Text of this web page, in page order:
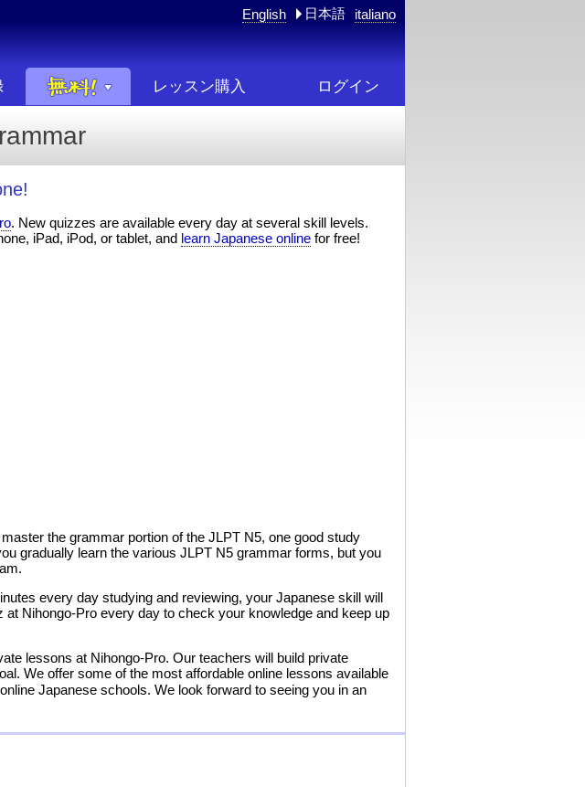
English 日本語 italiano
レッスン購入 ログイン
. New quizzes are available every day at several skill levels.
iPad, iPod, or tablet, and learn Japanese online for free!
the grammar portion of the JLPT N5, one good study
gradually learn the various JLPT N5 grammar forms, but you
every day studying and reviewing, your Japanese skill will
Nihongo-Pro every day to check your knowledge and keep up
lessons at Nihongo-Pro. Our teachers will build private
We offer some of the most affordable online lessons available
Japanese schools. We look forward to seeing you in an